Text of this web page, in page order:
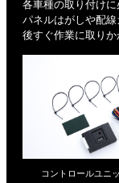
各車種の取り付けに
パネルはがしや配
後すぐ作業に取りか
コントロールユニ